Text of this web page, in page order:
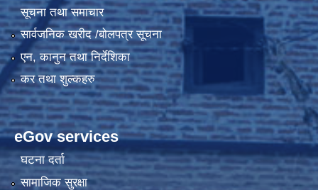
सूचना तथा समाचार
सार्वजनिक खरीद /बोलपत्र सूचना
एन, कानुन तथा निर्देशिका
कर तथा शुल्कहरु
eGov services
घटना दर्ता
सामाजिक सुरक्षा